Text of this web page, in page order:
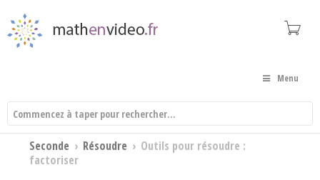
Menu
Seconde › Résoudre › Outils pour résoudre :
factoriser